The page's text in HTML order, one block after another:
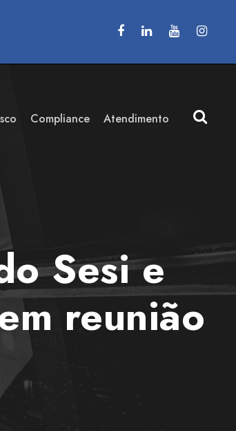
Compliance Atendimento
Sesi e
reunião